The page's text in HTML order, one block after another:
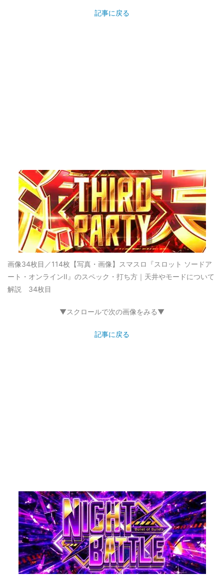
記事に戻る
画像34枚目／114枚 【写真・画像】スマスロ『スロット ソードア
ート・オンラインII』のスペック・打ち方｜天井やモードについて
解説 34枚目
▼スクロールで次の画像をみる▼
記事に戻る